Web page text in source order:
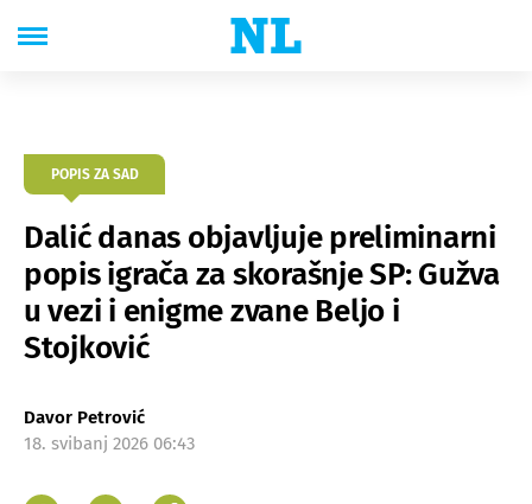
POPIS ZA SAD
Dalić danas objavljuje preliminarni
popis igrača za skorašnje SP: Gužva
u vezi i enigme zvane Beljo i
Stojković
Davor Petrović
18. svibanj 2026 06:43